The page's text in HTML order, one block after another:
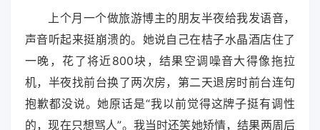
上个月一个做旅游博主的朋友半夜给我发语音，
声音听起来挺崩溃的。她说自己在桔子水晶酒店住了
一晚，花了将近800块，结果空调噪音大得像拖拉
机，半夜找前台换了两次房，第二天退房时前台连句
抱歉都没说。她原话是“我以前觉得这牌子挺有调性
的，现在只想骂人”。我当时还笑她矫情，结果两周后